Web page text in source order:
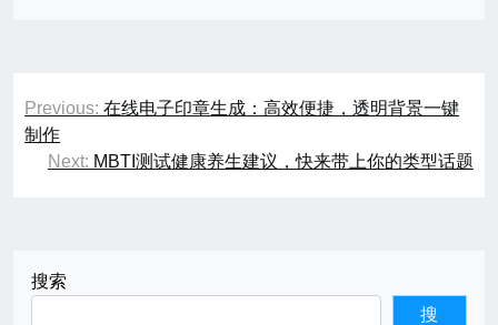
文
章
Previous: 在线电子印章生成：高效便捷，透明背景一键
制作
Next: MBTI测试健康养生建议，快来带上你的类型话题
搜索
搜